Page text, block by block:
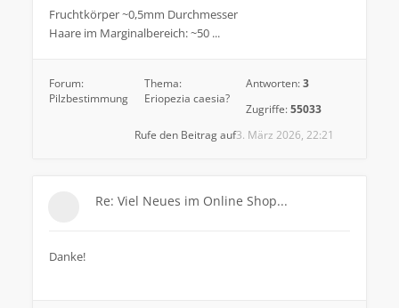
Fruchtkörper ~0,5mm Durchmesser
Haare im Marginalbereich: ~50 ...
Forum:
Pilzbestimmung
Thema:
Eriopezia caesia?
Antworten:3
Zugriffe:55033
3. März 2026, 22:21
Rufe den Beitrag auf
Re: Viel Neues im Online Shop...
Danke!